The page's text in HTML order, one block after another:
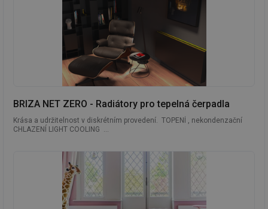
BRIZA NET ZERO - Radiátory pro tepelná čerpadla
Krása a udržitelnost v diskrétním provedení. TOPENÍ , nekondenzační
CHLAZENÍ LIGHT COOLING ...